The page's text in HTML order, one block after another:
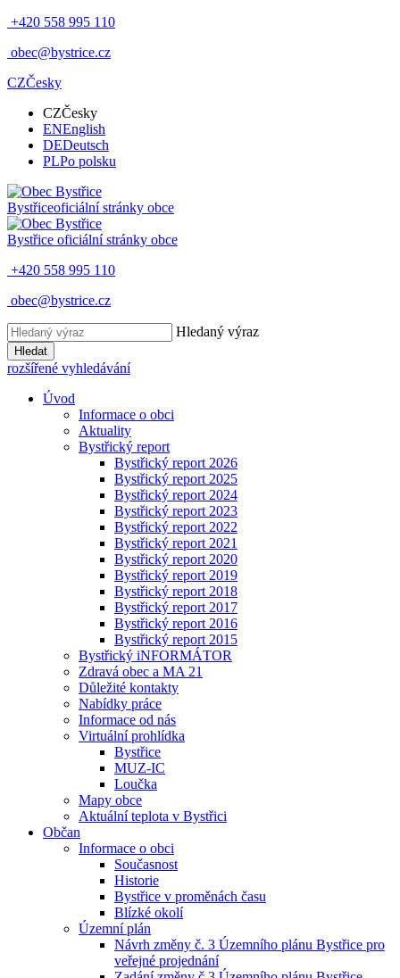
+420 558 995 110
obec@bystrice.cz
CZČesky
CZČesky
ENEnglish
DEDeutsch
PLPo polsku
Bystřiceoficiální stránky obce
Bystřice oficiální stránky obce
+420 558 995 110
obec@bystrice.cz
Hledaný výraz
Hledat
rozšířené vyhledávání
Úvod
Informace o obci
Aktuality
Bystřický report
Bystřický report 2026
Bystřický report 2025
Bystřický report 2024
Bystřický report 2023
Bystřický report 2022
Bystřický report 2021
Bystřický report 2020
Bystřický report 2019
Bystřický report 2018
Bystřický report 2017
Bystřický report 2016
Bystřický report 2015
Bystřický iNFORMÁTOR
Zdravá obec a MA 21
Důležité kontakty
Nabídky práce
Informace od nás
Virtuální prohlídka
Bystřice
MUZ-IC
Loučka
Mapy obce
Aktuální teplota v Bystřici
Občan
Informace o obci
Současnost
Historie
Bystřice v proměnách času
Blízké okolí
Územní plán
Návrh změny č. 3 Územního plánu Bystřice pro
veřejné projednání